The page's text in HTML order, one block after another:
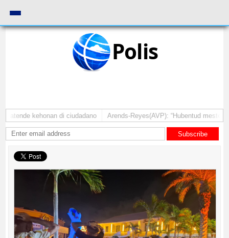
Polis
atende kehonan di ciudadano Arends-Reyes(AVP): “Hubentud mester
Subscribe